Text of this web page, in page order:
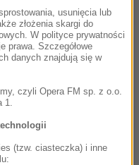
hiszpańskiego reżysera.
z pasażerami feralnego
usterki technicznej. W
uczestnicy lotu
wstydliwe sekrety
wersja plakatu oraz tytuł
przez Pedro
właściwą interpretację
usunięcia lub
złożenia skargi do
W polityce prywatności
prawa. Szczegółowe
danych znajdują się w
czyli Opera FM sp. z o.o.
(tzw. ciasteczka) i inne